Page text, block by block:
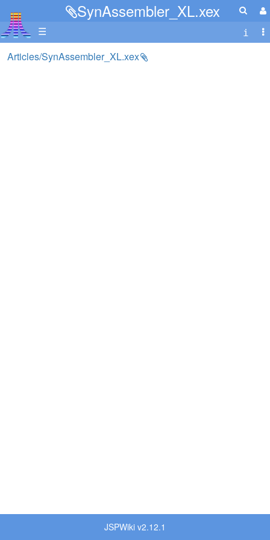
SynAssembler_XL.xex
☰
Articles/SynAssembler_XL.xex
JSPWiki v2.12.1